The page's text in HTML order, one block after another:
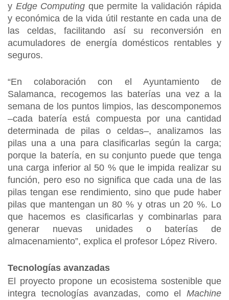
y Edge Computing que permite la validación rápida
y económica de la vida útil restante en cada una de
las celdas, facilitando así su reconversión en
acumuladores de energía domésticos rentables y
seguros.
“En colaboración con el Ayuntamiento de
Salamanca, recogemos las baterías una vez a la
semana de los puntos limpios, las descomponemos
–cada batería está compuesta por una cantidad
determinada de pilas o celdas–, analizamos las
pilas una a una para clasificarlas según la carga;
porque la batería, en su conjunto puede que tenga
una carga inferior al 50 % que le impida realizar su
función, pero eso no significa que cada una de las
pilas tengan ese rendimiento, sino que pude haber
pilas que mantengan un 80 % y otras un 20 %. Lo
que hacemos es clasificarlas y combinarlas para
generar nuevas unidades o baterías de
almacenamiento”, explica el profesor López Rivero.
Tecnologías avanzadas
El proyecto propone un ecosistema sostenible que
integra tecnologías avanzadas, como el Machine